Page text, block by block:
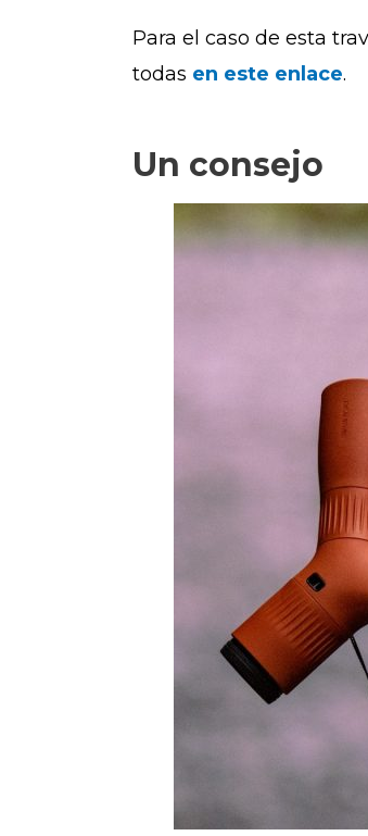
Para el caso de esta
todas en este enlace.
Un consejo